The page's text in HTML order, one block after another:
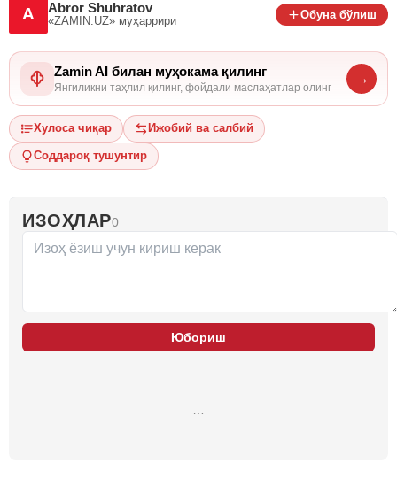
A Abror Shuhratov
«ZAMIN.UZ» муҳаррири
Обуна бўлиш
Zamin AI билан муҳокама қилинг
Янгиликни таҳлил қилинг, фойдали маслаҳатлар олинг
→
Хулоса чиқар Ижобий ва салбий
Соддароқ тушунтир
ИЗОҲЛАР0
Юбориш
…